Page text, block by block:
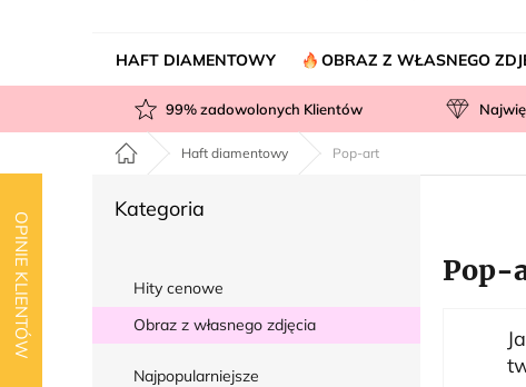
OPINIE KLIENTÓW
HAFT DIAMENTOWY OBRAZ Z WŁASNEGO
99% zadowolonych Klientów
Home Haft diamentowy Pop-art
k
b
Pominąć
Kategoria
Hity cenowe
Obraz z własnego zdjęcia
Najpopularniejsze
Pop-